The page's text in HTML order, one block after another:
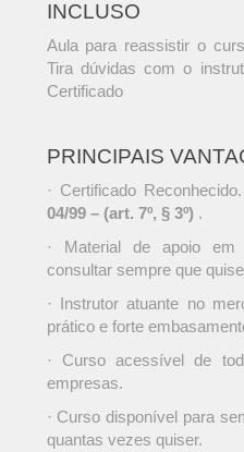
INCLUSO
Aula para reassistir o
Tira dúvidas com o
Certificado
PRINCIPAIS
· Certificado
04/99 – (art. 7º, § 3º) .
· Material de apoio
consultar sempre que
· Instrutor atuante no
prático e forte
· Curso acessível de
empresas.
· Curso disponível para
quantas vezes quiser.